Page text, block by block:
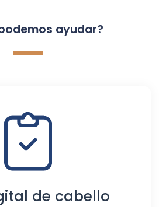
ayudar?
de cabello